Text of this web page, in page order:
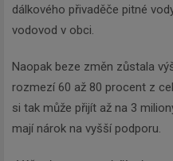
dálkového přivaděče pitné
vodovod v obci.
Naopak beze změn zůstala
rozmezí 60 až 80 procent z
si tak může přijít až na 3
mají nárok na vyšší podporu.